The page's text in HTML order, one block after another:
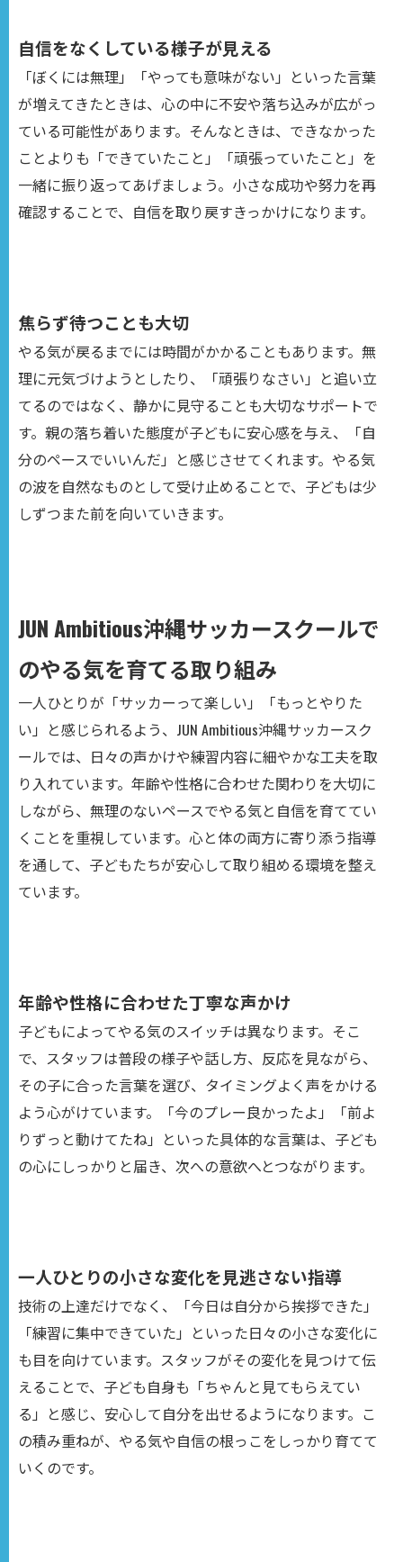
自信をなくしている様子が見える
「ぼくには無理」「やっても意味がない」といった言葉
が増えてきたときは、心の中に不安や落ち込みが広がっ
ている可能性があります。そんなときは、できなかった
ことよりも「できていたこと」「頑張っていたこと」を
一緒に振り返ってあげましょう。小さな成功や努力を再
確認することで、自信を取り戻すきっかけになります。
焦らず待つことも大切
やる気が戻るまでには時間がかかることもあります。無
理に元気づけようとしたり、「頑張りなさい」と追い立
てるのではなく、静かに見守ることも大切なサポートで
す。親の落ち着いた態度が子どもに安心感を与え、「自
分のペースでいいんだ」と感じさせてくれます。やる気
の波を自然なものとして受け止めることで、子どもは少
しずつまた前を向いていきます。
JUN Ambitious沖縄サッカースクールで
のやる気を育てる取り組み
一人ひとりが「サッカーって楽しい」「もっとやりた
い」と感じられるよう、JUN Ambitious沖縄サッカースク
ールでは、日々の声かけや練習内容に細やかな工夫を取
り入れています。年齢や性格に合わせた関わりを大切に
しながら、無理のないペースでやる気と自信を育ててい
くことを重視しています。心と体の両方に寄り添う指導
を通して、子どもたちが安心して取り組める環境を整え
ています。
年齢や性格に合わせた丁寧な声かけ
子どもによってやる気のスイッチは異なります。そこ
で、スタッフは普段の様子や話し方、反応を見ながら、
その子に合った言葉を選び、タイミングよく声をかける
よう心がけています。「今のプレー良かったよ」「前よ
りずっと動けてたね」といった具体的な言葉は、子ども
の心にしっかりと届き、次への意欲へとつながります。
一人ひとりの小さな変化を見逃さない指導
技術の上達だけでなく、「今日は自分から挨拶できた」
「練習に集中できていた」といった日々の小さな変化に
も目を向けています。スタッフがその変化を見つけて伝
えることで、子ども自身も「ちゃんと見てもらえてい
る」と感じ、安心して自分を出せるようになります。こ
の積み重ねが、やる気や自信の根っこをしっかり育てて
いくのです。